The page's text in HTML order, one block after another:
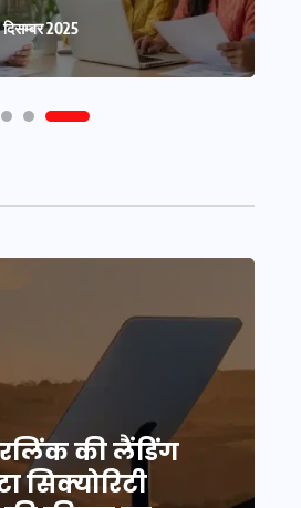
2025
2025
की लैंडिंग
सिक्योरिटी